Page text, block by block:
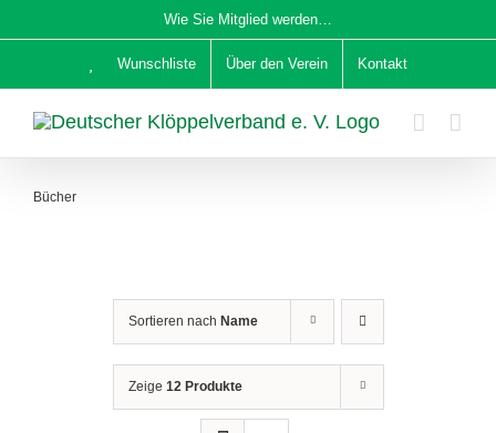
Inhalt
Wie Sie Mitglied werden…
Wunschliste Über den Verein Kontakt
Bücher
Sortieren nach Name
Zeige 12 Produkte